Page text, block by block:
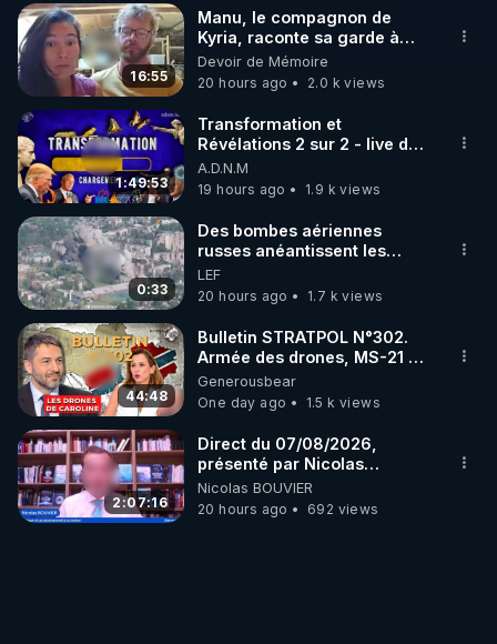
▶ 30 jours gratuit sur l’application de méditation et
de bien-être ENVOL :
Rendez-vous sur https://www.envol.app/code
le code : REGENERE
16:55
Manu, le compagnon de
Kyria, raconte sa garde à
vue musclée. PARTAGEZ!
Devoir de Mémoire
20 hours ago
2.0 k views
1:49:53
Transformation et
Révélations 2 sur 2 - live du
07/08/26
A.D.N.M
19 hours ago
1.9 k views
0:33
Des bombes aériennes
russes anéantissent les
centres de contrôle de
drones de 3 brigades
ukrainienne
LEF
20 hours ago
1.7 k views
44:48
Bulletin STRATPOL N°302.
Armée des drones, MS-21 en
série, missiles coréens.
07.08.2026.
Generousbear
One day ago
1.5 k views
2:07:16
Direct du 07/08/2026,
présenté par Nicolas
BOUVIER
Nicolas BOUVIER
20 hours ago
692 views